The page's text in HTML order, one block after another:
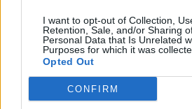
I want to opt-out of Collection,
Retention, Sale, and/or Sharing
Personal Data that Is Unrelated
Purposes for which it was
Opted Out
CONFIRM